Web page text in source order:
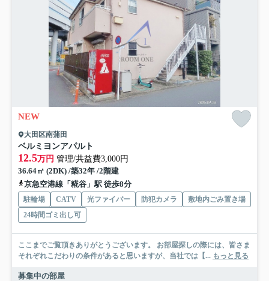
NEW
大田区南蒲田
ベルミヨンアパルト
12.5万円 管理/共益費3,000円
36.64㎡ (2DK) /築32年 /2階建
京急空港線「糀谷」駅 徒歩8分
駐輪場 CATV 光ファイバー 防犯カメラ
敷地内ごみ置き場
24時間ゴミ出し可
ここまでご覧頂きありがとうございます。 お部屋探しの際には、皆さま
それぞれこだわりの条件があると思いますが、当社では【... もっと見る
募集中の部屋